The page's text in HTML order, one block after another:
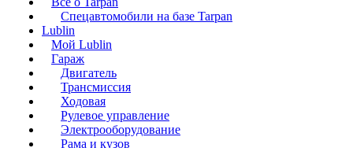
Спецавтомобили на базе Tarpan
Lublin
Мой Lublin
Гараж
Двигатель
Трансмиссия
Ходовая
Рулевое управление
Электрооборудование
Рама и кузов